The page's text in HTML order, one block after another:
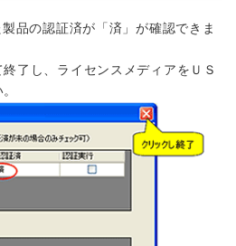
品の認証済が「済」が確認できま
終了し、ライセンスメディアをＵＳ